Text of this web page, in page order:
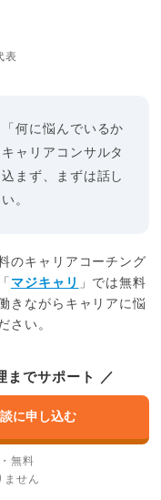
表
何に悩んでいるか
ャリアコンサルタ
まず、まずは話し
。
のキャリアコーチング
マジキャリ
」では無料
きながらキャリアに悩
さい。
までサポート ／
に申し込む
無料
せん